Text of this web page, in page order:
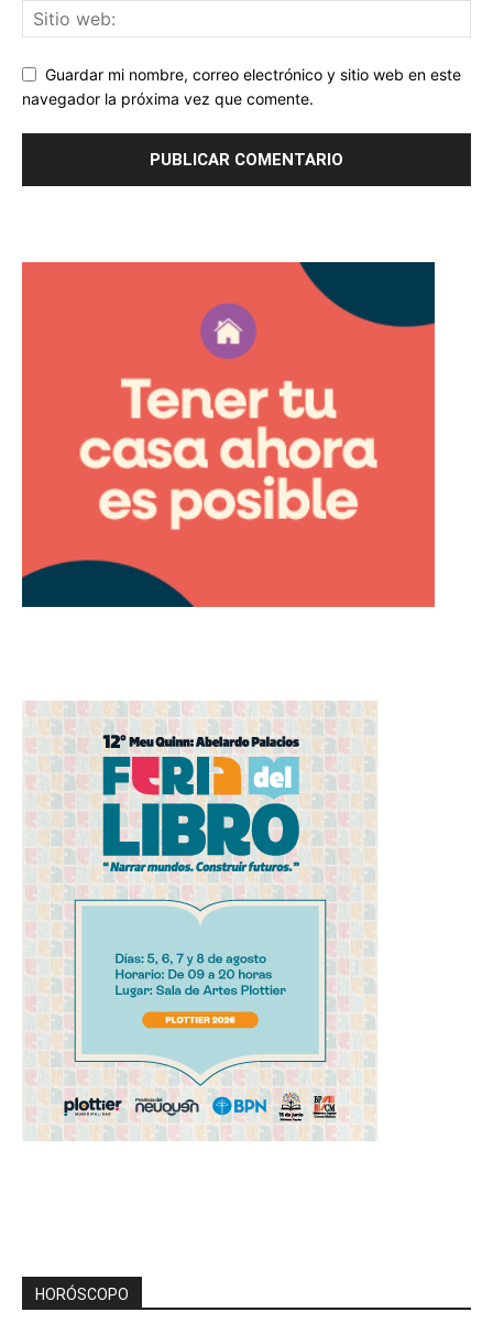
Guardar mi nombre, correo electrónico y sitio web en este
navegador la próxima vez que comente.
HORÓSCOPO